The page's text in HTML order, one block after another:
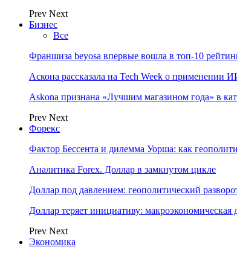
Prev Next
Бизнес
Все
Франшиза beyosa впервые вошла в топ-10
Аскона рассказала на Tech Week о применении
Askona признана «Лучшим магазином года» в
Prev Next
Форекс
Фактор Бессента и дилемма Уорша: как
Аналитика Forex. Доллар в замкнутом цикле
Доллар под давлением: геополитический
Доллар теряет инициативу:
Prev Next
Экономика